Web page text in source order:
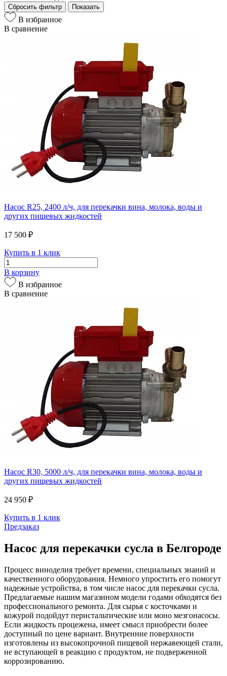
Сбросить фильтр Показать
В избранное
В сравнение
Насос R25, 2400 л/ч, для перекачки вина, молока, воды и
других пищевых жидкостей
17 500 ₽
Купить в 1 клик
В корзину
В избранное
В сравнение
Насос R30, 5000 л/ч, для перекачки вина, молока, воды и
других пищевых жидкостей
24 950 ₽
Купить в 1 клик
Предзаказ
Насос для перекачки сусла в Белгороде
Процесс виноделия требует времени, специальных знаний и
качественного оборудования. Немного упростить его помогут
надежные устройства, в том числе насос для перекачки сусла.
Предлагаемые нашим магазином модели годами обходятся без
профессионального ремонта. Для сырья с косточками и
кожурой подойдут перистальтические или моно мезгонасосы.
Если жидкость процежена, имеет смысл приобрести более
доступный по цене вариант. Внутренние поверхности
изготовлены из высокопрочной пищевой нержавеющей стали,
не вступающей в реакцию с продуктом, не подверженной
коррозированию.